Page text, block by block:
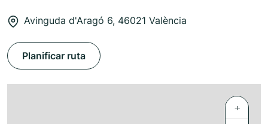
Avinguda d'Aragó 6, 46021 València
Planificar ruta
+